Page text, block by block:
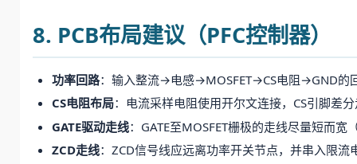
8. PCB布局建议（PFC控制器）
功率回路：输入整流→电感→MOSFET→CS电阻→GND的
CS电阻布局：电流采样电阻使用开尔文连接，CS引脚差
GATE驱动走线：GATE至MOSFET栅极的走线尽量短而
ZCD走线：ZCD信号线应远离功率开关节点，并串入限